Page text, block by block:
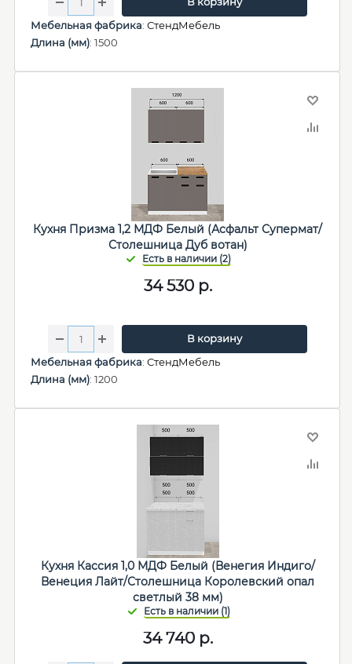
Мебельная фабрика: СтендМебель
Длина (мм): 1500
Кухня Призма 1,2 МДФ Белый (Асфальт Супермат/
Столешница Дуб вотан)
34 530р.
В корзину
Мебельная фабрика: СтендМебель
Длина (мм): 1200
Кухня Кассия 1,0 МДФ Белый (Венегия Индиго/
Венеция Лайт/Столешница Королевский опал
светлый 38 мм)
34 740р.